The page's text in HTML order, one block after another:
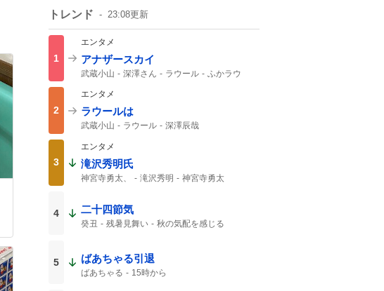
トレンド 23:08更新
1
エンタメ
アナザースカイ
武蔵小山 深澤さん ラウール
ふかラウ
2
エンタメ
ラウールは
武蔵小山 ラウール
深澤辰哉
Snow Manの
3
エンタメ
滝沢秀明氏
神宮寺勇太、 滝沢秀明
神宮寺勇太
4 二十四節気
癸丑 残暑見舞い
秋の気配を感じる
5 ばあちゃる引退
ばあちゃる 15時から